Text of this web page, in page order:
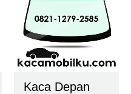
Kaca Depan